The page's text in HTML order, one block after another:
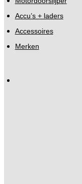
Accu’s + laders
Accessoires
Merken